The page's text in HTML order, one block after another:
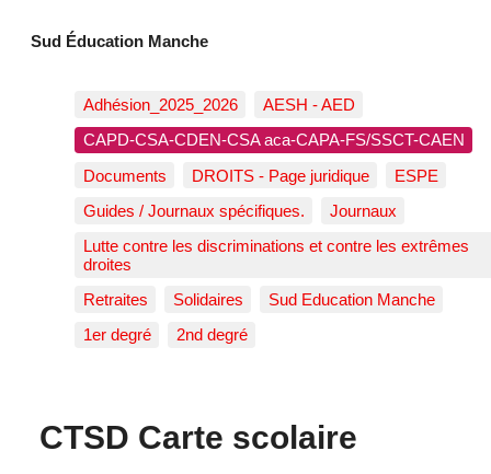
Sud Éducation Manche
Adhésion_2025_2026
AESH - AED
CAPD-CSA-CDEN-CSA aca-CAPA-FS/SSCT-CAEN
Documents
DROITS - Page juridique
ESPE
Guides / Journaux spécifiques.
Journaux
Lutte contre les discriminations et contre les extrêmes
droites
Retraites
Solidaires
Sud Education Manche
1er degré
2nd degré
CTSD Carte scolaire